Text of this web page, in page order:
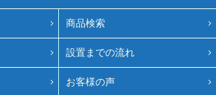
商品検索
設置までの流れ
お客様の声